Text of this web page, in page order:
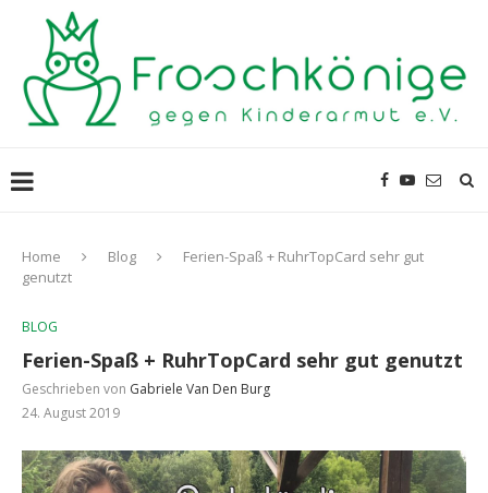
Home Blog
Ferien-Spaß + RuhrTopCard sehr gut
genutzt
BLOG
Ferien-Spaß + RuhrTopCard sehr gut genutzt
Geschrieben von Gabriele Van Den Burg
24. August 2019